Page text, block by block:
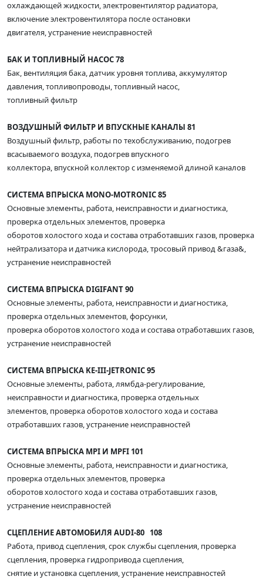
охлаждающей жидкости, электровентилятор радиатора,
включение электровентилятора после остановки
двигателя, устранение неисправностей
БАК И ТОПЛИВНЫЙ НАСОС 78
Бак, вентиляция бака, датчик уровня топлива, аккумулятор
давления, топливопроводы, топливный насос,
топливный фильтр
ВОЗДУШНЫЙ ФИЛЬТР И ВПУСКНЫЕ КАНАЛЫ 81
Воздушный фильтр, работы по техобслуживанию, подогрев
всасываемого воздуха, подогрев впускного
коллектора, впускной коллектор с изменяемой длиной каналов
СИСТЕМА ВПРЫСКА MONO-MOTRONIC 85
Основные элементы, работа, неисправности и диагностика,
проверка отдельных элементов, проверка
оборотов холостого хода и состава отработавших газов, проверка
нейтрализатора и датчика кислорода, тросовый привод &газа&,
устранение неисправностей
СИСТЕМА ВПРЫСКА DIGIFANT 90
Основные элементы, работа, неисправности и диагностика,
проверка отдельных элементов, форсунки,
проверка оборотов холостого хода и состава отработавших газов,
устранение неисправностей
СИСТЕМА ВПРЫСКА KE-III-JETRONIC 95
Основные элементы, работа, лямбда-регулирование,
неисправности и диагностика, проверка отдельных
элементов, проверка оборотов холостого хода и состава
отработавших газов, устранение неисправностей
СИСТЕМА ВПРЫСКА MPI И MPFI 101
Основные элементы, работа, неисправности и диагностика,
проверка отдельных элементов, проверка
оборотов холостого хода и состава отработавших газов,
устранение неисправностей
СЦЕПЛЕНИЕ АВТОМОБИЛЯ AUDI-80 108
Работа, привод сцепления, срок службы сцепления, проверка
сцепления, проверка гидропривода сцепления,
снятие и установка сцепления, устранение неисправностей